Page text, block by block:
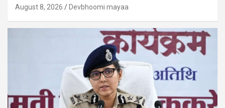
August 8, 2026 Devbhoomi mayaa